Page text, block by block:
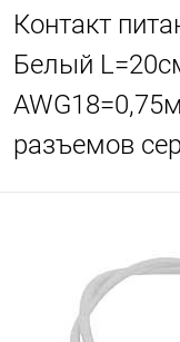
Контакт
Белый
разъемов